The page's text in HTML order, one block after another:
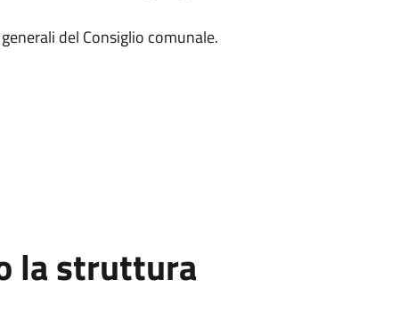
del Consiglio comunale.
la struttura